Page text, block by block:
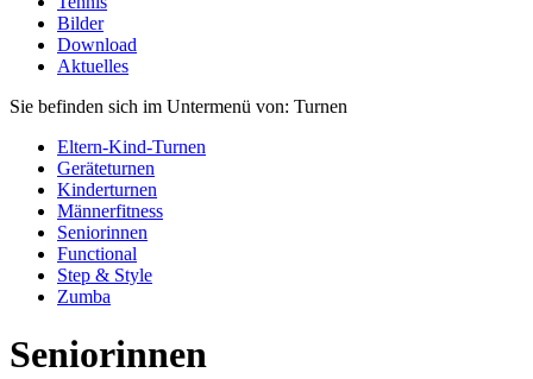
Bilder
Download
Aktuelles
Sie befinden sich im Untermenü von: Turnen
Eltern-Kind-Turnen
Geräteturnen
Kinderturnen
Männerfitness
Seniorinnen
Functional
Step & Style
Zumba
Seniorinnen